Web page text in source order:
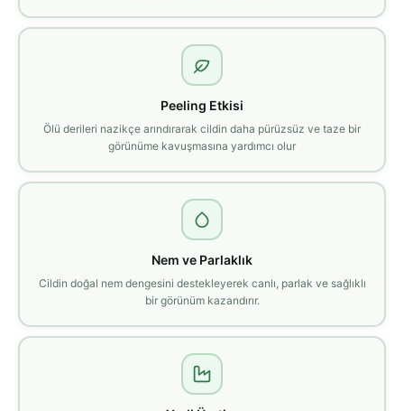
Peeling Etkisi
Ölü derileri nazikçe arındırarak cildin daha pürüzsüz ve taze bir
görünüme kavuşmasına yardımcı olur
Nem ve Parlaklık
Cildin doğal nem dengesini destekleyerek canlı, parlak ve sağlıklı
bir görünüm kazandırır.